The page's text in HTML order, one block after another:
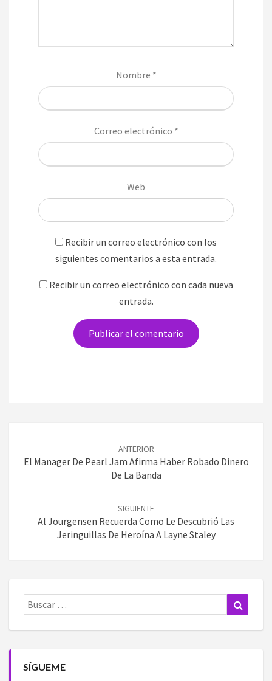
Nombre *
Correo electrónico *
Web
Recibir un correo electrónico con los
siguientes comentarios a esta entrada.
Recibir un correo electrónico con cada nueva
entrada.
entradas
ANTERIOR
El Manager De Pearl Jam Afirma Haber Robado Dinero
De La Banda
SIGUIENTE
Al Jourgensen Recuerda Como Le Descubrió Las
Jeringuillas De Heroína A Layne Staley
Buscar:
SÍGUEME